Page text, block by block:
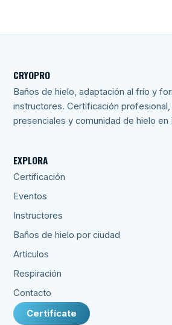
CRYOPRO
Baños de hielo, adaptación al frío y
instructores. Certificación
presenciales y comunidad de hielo en
EXPLORA
Certificación
Eventos
Instructores
Baños de hielo por ciudad
Artículos
Respiración
Contacto
Certifícate